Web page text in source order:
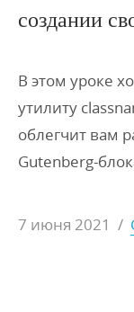
создании
В этом уроке
утилиту
облегчит вам
Gutenberg-
7 июня 2021 /